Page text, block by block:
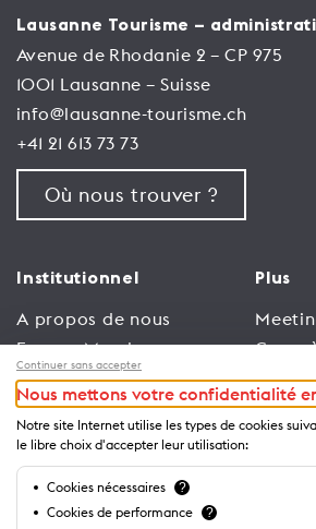
Lausanne Tourisme –
Avenue de Rhodanie 2 – CP 975
1001 Lausanne – Suisse
info@lausanne-tourisme.ch
+41 21 613 73 73
Où nous trouver ?
Institutionnel
A propos de nous
Espace Membres
Emploi
Conditions générales
d’utilisation
Politique de
confidentialité
Plus
Trade
Continuer sans accepter
Nous mettons votre confidentialité
Notre site Internet utilise les types de cookies
le libre choix d'accepter leur utilisation:
Cookies nécessaires ?
Cookies de performance ?